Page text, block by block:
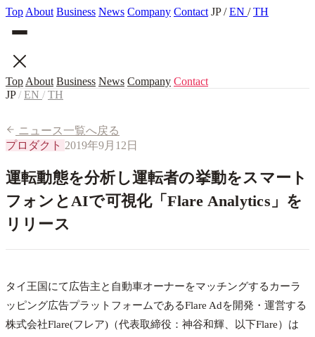
Top About Business News Company Contact JP / EN / TH
Top About Business News Company Contact
JP / EN / TH
ニュース一覧へ戻る
プロダクト 2019年9月12日
運転動態を分析し運転者の挙動をスマート
フォンとAIで可視化「Flare Analytics」を
リリース
タイ王国にて広告主と自動車オーナーをマッチングするカーラ
ッピング広告プラットフォームであるFlare Adを開発・運営する
株式会社Flare(フレア)（代表取締役：神谷和輝、以下Flare）は